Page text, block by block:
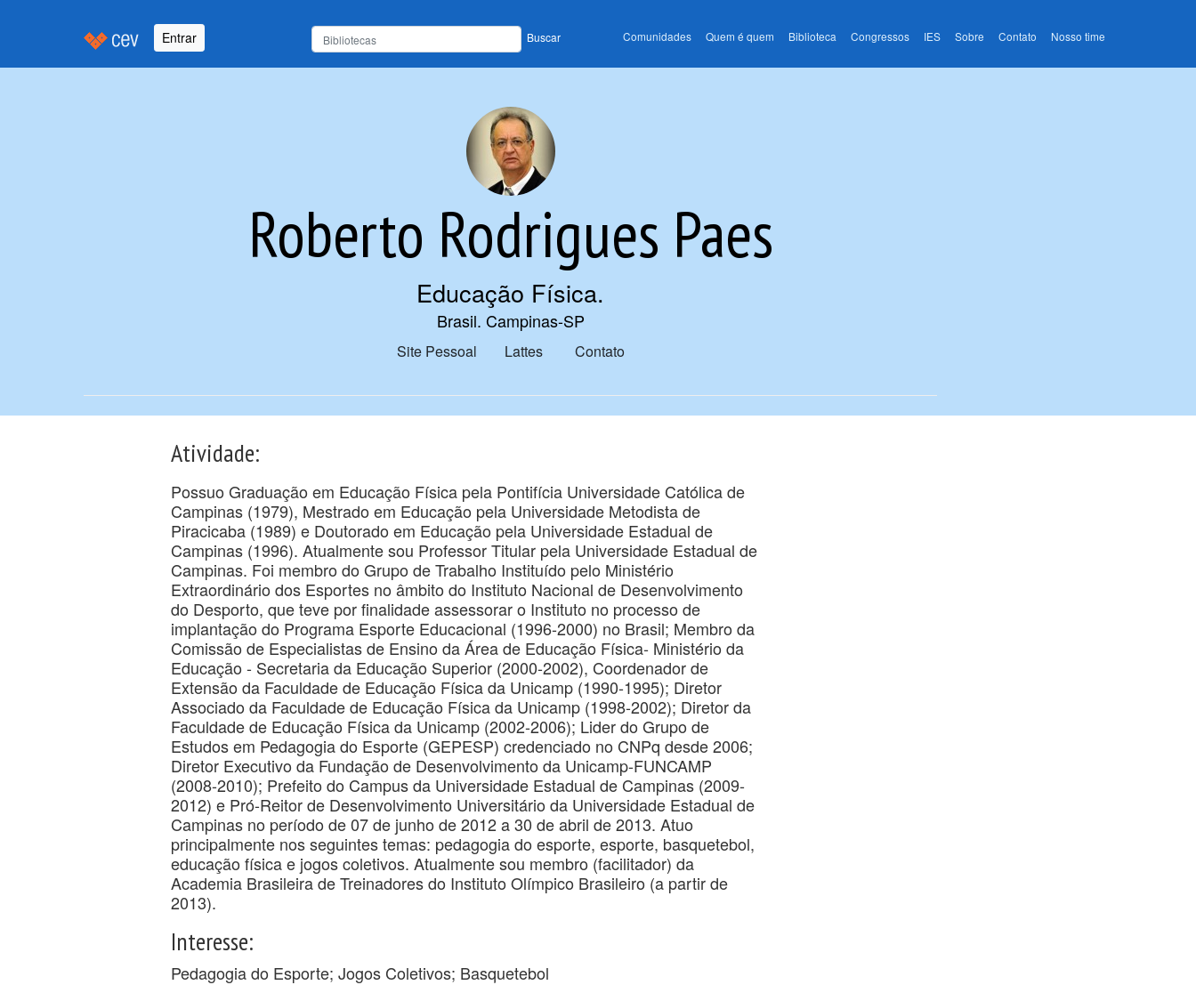
Entrar Buscar Comunidades Quem é quem Biblioteca Congressos IES Sobre Contato Nosso time
Roberto Rodrigues Paes
Educação Física.
Brasil. Campinas-SP
Site Pessoal Lattes Contato
Atividade:
Possuo Graduação em Educação Física pela Pontifícia Universidade Católica de
Campinas (1979), Mestrado em Educação pela Universidade Metodista de
Piracicaba (1989) e Doutorado em Educação pela Universidade Estadual de
Campinas (1996). Atualmente sou Professor Titular pela Universidade Estadual de
Campinas. Foi membro do Grupo de Trabalho Instituído pelo Ministério
Extraordinário dos Esportes no âmbito do Instituto Nacional de Desenvolvimento
do Desporto, que teve por finalidade assessorar o Instituto no processo de
implantação do Programa Esporte Educacional (1996-2000) no Brasil; Membro da
Comissão de Especialistas de Ensino da Área de Educação Física- Ministério da
Educação - Secretaria da Educação Superior (2000-2002), Coordenador de
Extensão da Faculdade de Educação Física da Unicamp (1990-1995); Diretor
Associado da Faculdade de Educação Física da Unicamp (1998-2002); Diretor da
Faculdade de Educação Física da Unicamp (2002-2006); Lider do Grupo de
Estudos em Pedagogia do Esporte (GEPESP) credenciado no CNPq desde 2006;
Diretor Executivo da Fundação de Desenvolvimento da Unicamp-FUNCAMP
(2008-2010); Prefeito do Campus da Universidade Estadual de Campinas (2009-
2012) e Pró-Reitor de Desenvolvimento Universitário da Universidade Estadual de
Campinas no período de 07 de junho de 2012 a 30 de abril de 2013. Atuo
principalmente nos seguintes temas: pedagogia do esporte, esporte, basquetebol,
educação física e jogos coletivos. Atualmente sou membro (facilitador) da
Academia Brasileira de Treinadores do Instituto Olímpico Brasileiro (a partir de
2013).
Interesse:
Pedagogia do Esporte; Jogos Coletivos; Basquetebol